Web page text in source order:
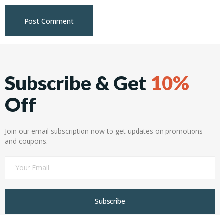
Subscribe & Get 10%
Off
Join our email subscription now to get updates on promotions
and coupons.
Subscribe